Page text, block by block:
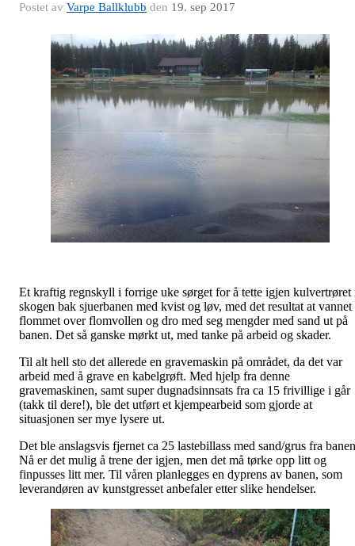
Postet av Varpe Ballklubb den 19. sep 2017
Et kraftig regnskyll i forrige uke sørget for å tette igjen kulvertrøret
skogen bak sjuerbanen med kvist og løv, med det resultat at vannet
flommet over flomvollen og dro med seg mengder med sand ut på
banen. Det så ganske mørkt ut, med tanke på arbeid og skader.
Til alt hell sto det allerede en gravemaskin på området, da det var
arbeid med å grave en kabelgrøft. Med hjelp fra denne
gravemaskinen, samt super dugnadsinnsats fra ca 15 frivillige i går
(takk til dere!), ble det utført et kjempearbeid som gjorde at
situasjonen ser mye lysere ut.
Det ble anslagsvis fjernet ca 25 lastebillass med sand/grus fra
Nå er det mulig å trene der igjen, men det må tørke opp litt og
finpusses litt mer. Til våren planlegges en dyprens av banen, som
leverandøren av kunstgresset anbefaler etter slike hendelser.